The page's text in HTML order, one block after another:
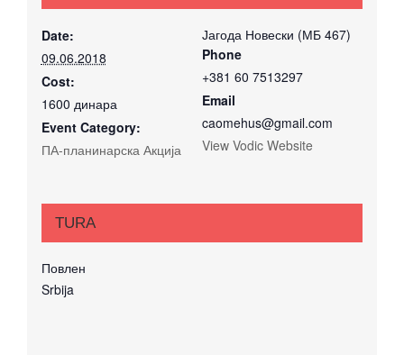
Date:
09.06.2018
Cost:
1600 динара
Event Category:
ПА-планинарска Акција
TURA
Повлен
Srbija
Јагода Новески (МБ 467)
Phone
+381 60 7513297
Email
caomehus@gmail.com
View Vodic Website